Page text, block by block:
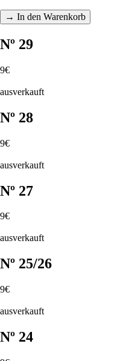
→ In den Warenkorb
Nº 29
9€
ausverkauft
Nº 28
9€
ausverkauft
Nº 27
9€
ausverkauft
Nº 25/26
9€
ausverkauft
Nº 24